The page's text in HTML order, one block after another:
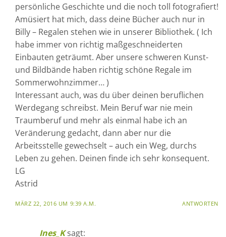
persönliche Geschichte und die noch toll fotografiert!
Amüsiert hat mich, dass deine Bücher auch nur in
Billy – Regalen stehen wie in unserer Bibliothek. ( Ich
habe immer von richtig maßgeschneiderten
Einbauten geträumt. Aber unsere schweren Kunst-
und Bildbände haben richtig schöne Regale im
Sommerwohnzimmer… )
Interessant auch, was du über deinen beruflichen
Werdegang schreibst. Mein Beruf war nie mein
Traumberuf und mehr als einmal habe ich an
Veränderung gedacht, dann aber nur die
Arbeitsstelle gewechselt – auch ein Weg, durchs
Leben zu gehen. Deinen finde ich sehr konsequent.
LG
Astrid
MÄRZ 22, 2016 UM 9:39 A.M. ANTWORTEN
Ines_K sagt: